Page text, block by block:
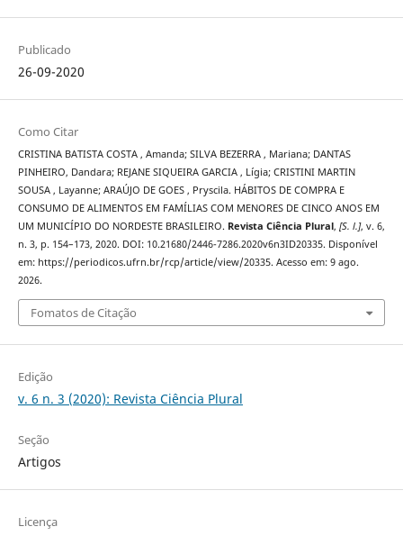
Publicado
26-09-2020
Como Citar
CRISTINA BATISTA COSTA , Amanda; SILVA BEZERRA , Mariana; DANTAS
PINHEIRO, Dandara; REJANE SIQUEIRA GARCIA , Lígia; CRISTINI MARTIN
SOUSA , Layanne; ARAÚJO DE GOES , Pryscila. HÁBITOS DE COMPRA E
CONSUMO DE ALIMENTOS EM FAMÍLIAS COM MENORES DE CINCO ANOS EM
UM MUNICÍPIO DO NORDESTE BRASILEIRO. Revista Ciência Plural, [S. l.], v. 6,
n. 3, p. 154–173, 2020. DOI: 10.21680/2446-7286.2020v6n3ID20335. Disponível
em: https://periodicos.ufrn.br/rcp/article/view/20335. Acesso em: 9 ago.
2026.
Fomatos de Citação
Edição
v. 6 n. 3 (2020): Revista Ciência Plural
Seção
Artigos
Licença